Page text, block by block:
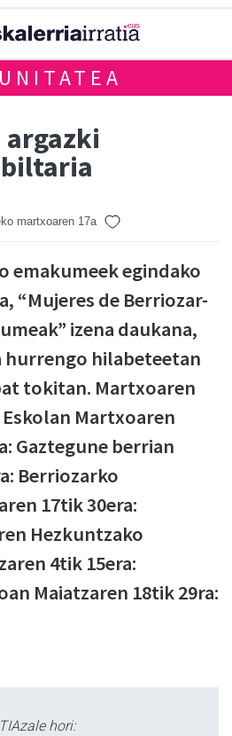
argazki
martxoaren 17a
emakumeek egindako
“Mujeres de Berriozar-
izena daukana,
hurrengo hilabeteetan
tokitan. Martxoaren
Martxoaren
Gaztegune berrian
Berriozarko
17tik 30era:
Hezkuntzako
4tik 15era:
Maiatzaren 18tik 29ra:
hori: